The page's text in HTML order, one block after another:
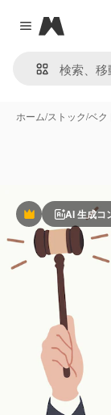
Close menu
Magnific
ホーム/ストック/ベク
PremiumAI 生成コ